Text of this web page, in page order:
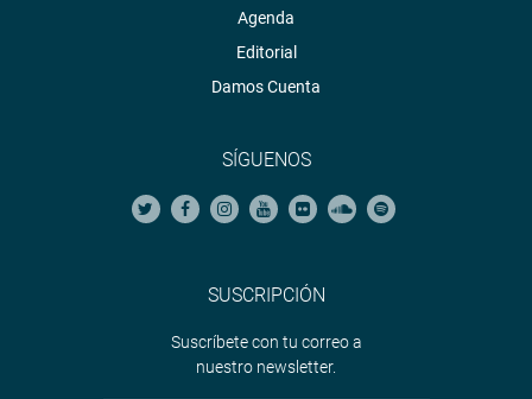
Agenda
Editorial
Damos Cuenta
SÍGUENOS
SUSCRIPCIÓN
Suscríbete con tu correo a
nuestro newsletter.